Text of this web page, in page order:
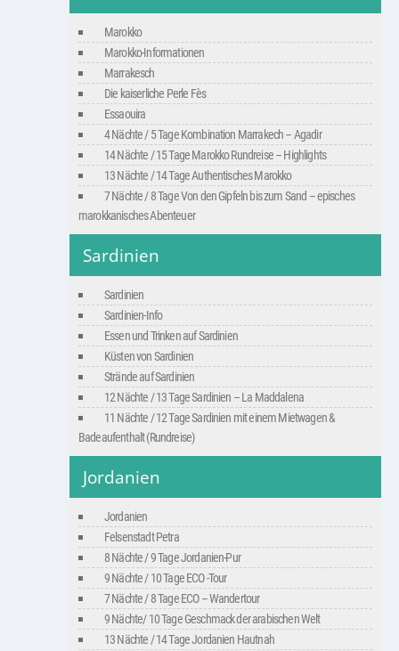
Marokko
Marokko-Informationen
Marrakesch
Die kaiserliche Perle Fès
Essaouira
4 Nächte / 5 Tage Kombination Marrakech – Agadir
14 Nächte / 15 Tage Marokko Rundreise – Highlights
13 Nächte / 14 Tage Authentisches Marokko
7 Nächte / 8 Tage Von den Gipfeln bis zum Sand – episches
marokkanisches Abenteuer
Sardinien
Sardinien
Sardinien-Info
Essen und Trinken auf Sardinien
Küsten von Sardinien
Strände auf Sardinien
12 Nächte / 13 Tage Sardinien – La Maddalena
11 Nächte / 12 Tage Sardinien mit einem Mietwagen &
Badeaufenthalt (Rundreise)
Jordanien
Jordanien
Felsenstadt Petra
8 Nächte / 9 Tage Jordanien-Pur
9 Nächte / 10 Tage ECO -Tour
7 Nächte / 8 Tage ECO – Wandertour
9 Nächte/ 10 Tage Geschmack der arabischen Welt
13 Nächte / 14 Tage Jordanien Hautnah